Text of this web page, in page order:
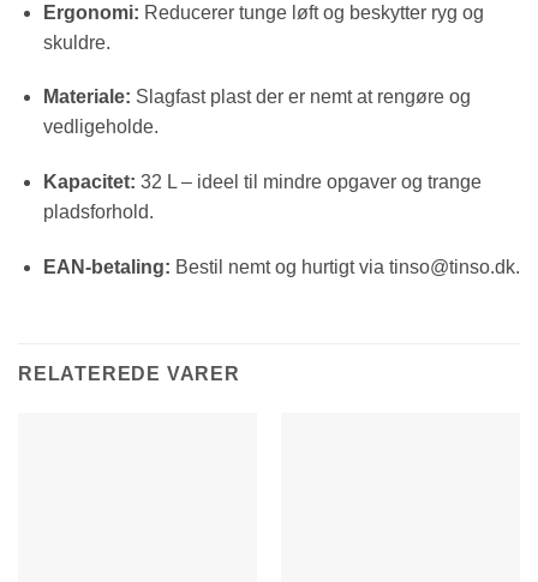
Ergonomi: Reducerer tunge løft og beskytter ryg og
skuldre.
Materiale: Slagfast plast der er nemt at rengøre og
vedligeholde.
Kapacitet: 32 L – ideel til mindre opgaver og trange
pladsforhold.
EAN-betaling: Bestil nemt og hurtigt via tinso@tinso.dk.
RELATEREDE VARER